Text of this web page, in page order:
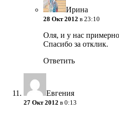
Ирина
28 Окт 2012 в 23:10
Оля, и у нас
Спасибо за отклик.
Ответить
Евгения
27 Окт 2012 в 0:13